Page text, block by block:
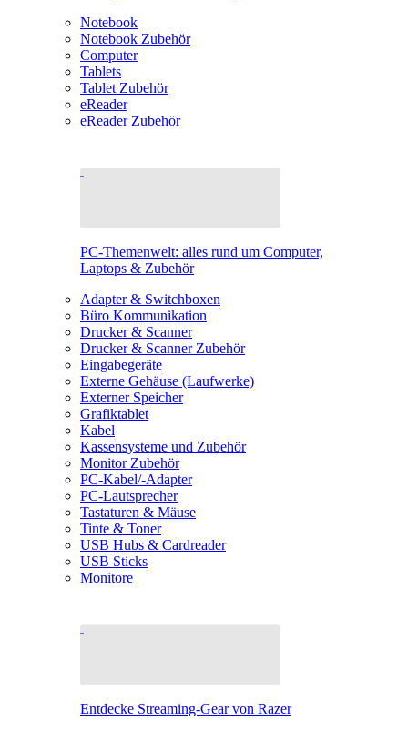
Notebook
Notebook Zubehör
Computer
Tablets
Tablet Zubehör
eReader
eReader Zubehör
PC-Themenwelt: alles rund um Computer,
Laptops & Zubehör
Adapter & Switchboxen
Büro Kommunikation
Drucker & Scanner
Drucker & Scanner Zubehör
Eingabegeräte
Externe Gehäuse (Laufwerke)
Externer Speicher
Grafiktablet
Kabel
Kassensysteme und Zubehör
Monitor Zubehör
PC-Kabel/-Adapter
PC-Lautsprecher
Tastaturen & Mäuse
Tinte & Toner
USB Hubs & Cardreader
USB Sticks
Monitore
Entdecke Streaming-Gear von Razer